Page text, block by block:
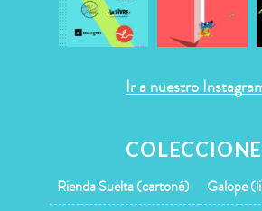
Ir a nuestro
Rienda Suelta (cartoné)
Galope